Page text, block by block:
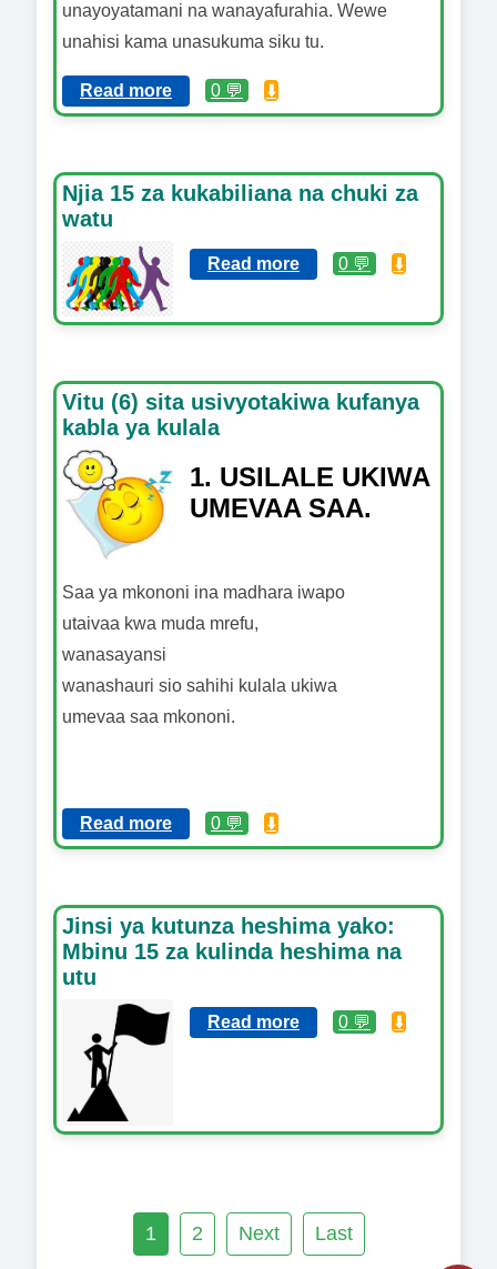
unayoyatamani na wanayafurahia. Wewe
unahisi kama unasukuma siku tu.
Read more 0 💬 ⬇️
Njia 15 za kukabiliana na chuki za
watu
Read more 0 💬 ⬇️
Vitu (6) sita usivyotakiwa kufanya
kabla ya kulala
1. USILALE UKIWA
UMEVAA SAA.
Saa ya mkononi ina madhara iwapo
utaivaa kwa muda mrefu,
wanasayansi
wanashauri sio sahihi kulala ukiwa
umevaa saa mkononi.
Read more 0 💬 ⬇️
Jinsi ya kutunza heshima yako:
Mbinu 15 za kulinda heshima na
utu
Read more 0 💬 ⬇️
1 2 Next Last